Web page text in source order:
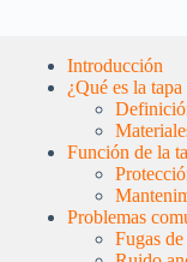
Introducción
¿Qué es la
Función de la
Problemas
Fugas